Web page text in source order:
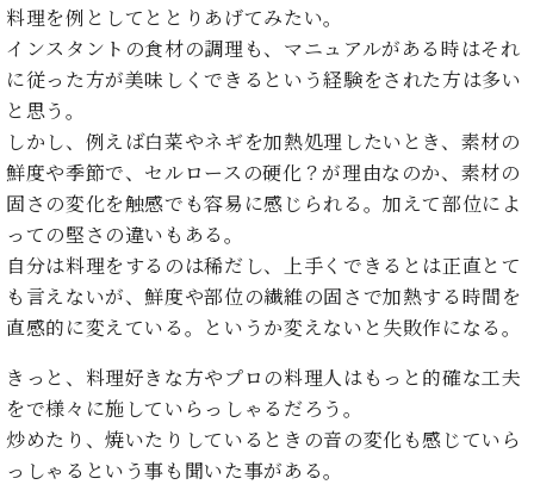
C.
ベ
ヒ
タ
イ
ン
コ
ン
サ
ー
/
ベ
ヒ
シ
ベ
ヒ
シ
タ
イ
ン・
ジ
ャ
パ
ン
の
取
組
み
ピ
の
声
ベ
ヒ
ュ
タ
イ
ン
の
音
ベ
ヒ
ュ
ー
ベ
ン
ト
プ
レ
ス
リ
ー
ス
(お
知
ら
せ・
メ
デ
ア
情
報)
正
規
デ
ィ
ー
ー・
取
扱
店
く
の
直
店
舗
ま
で
オンライン試弾
メルマガ登録
趣
味
ら
本
格
イ
ン・
ジ
ャ
パ
ブ
ロ
グ
料理を例としてととりあげてみたい。
インスタントの食材の調理も、マニュアルがある時はそれ
に従った方が美味しくできるという経験をされた方は多い
と思う。
しかし、例えば白菜やネギを加熱処理したいとき、素材の
鮮度や季節で、セルロースの硬化？が理由なのか、素材の
固さの変化を触感でも容易に感じられる。加えて部位によ
っての堅さの違いもある。
自分は料理をするのは稀だし、上手くできるとは正直とて
も言えないが、鮮度や部位の繊維の固さで加熱する時間を
直感的に変えている。というか変えないと失敗作になる。
きっと、料理好きな方やプロの料理人はもっと的確な工夫
をで様々に施していらっしゃるだろう。
炒めたり、焼いたりしているときの音の変化も感じていら
っしゃるという事も聞いた事がある。